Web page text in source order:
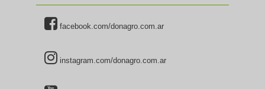
facebook.com/donagro.com.ar
instagram.com/donagro.com.ar